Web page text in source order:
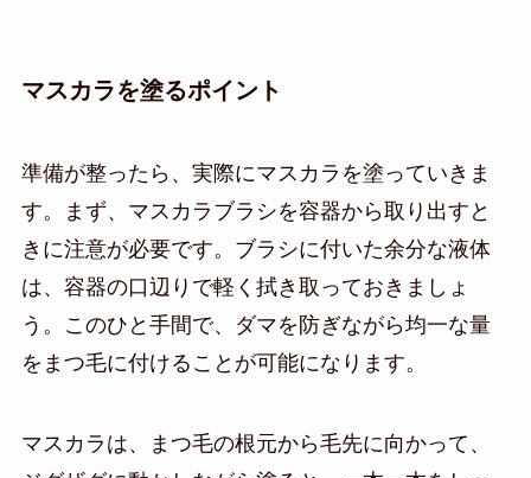
マスカラを塗るポイント
準備が整ったら、実際にマスカラを塗っていきま
す。まず、マスカラブラシを容器から取り出すと
きに注意が必要です。ブラシに付いた余分な液体
は、容器の口辺りで軽く拭き取っておきましょ
う。このひと手間で、ダマを防ぎながら均一な量
をまつ毛に付けることが可能になります。
マスカラは、まつ毛の根元から毛先に向かって、